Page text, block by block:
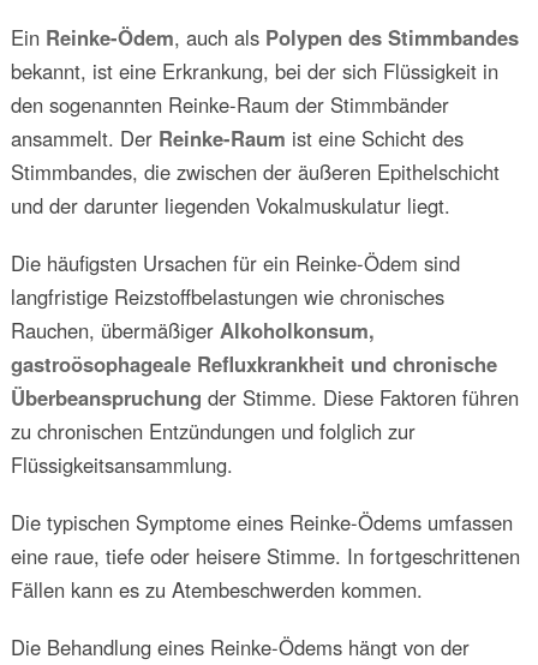
Ein Reinke-Ödem, auch als Polypen des Stimmbandes
bekannt, ist eine Erkrankung, bei der sich Flüssigkeit in
den sogenannten Reinke-Raum der Stimmbänder
ansammelt. Der Reinke-Raum ist eine Schicht des
Stimmbandes, die zwischen der äußeren Epithelschicht
und der darunter liegenden Vokalmuskulatur liegt.
Die häufigsten Ursachen für ein Reinke-Ödem sind
langfristige Reizstoffbelastungen wie chronisches
Rauchen, übermäßiger Alkoholkonsum,
gastroösophageale Refluxkrankheit und chronische
Überbeanspruchung der Stimme. Diese Faktoren führen
zu chronischen Entzündungen und folglich zur
Flüssigkeitsansammlung.
Die typischen Symptome eines Reinke-Ödems umfassen
eine raue, tiefe oder heisere Stimme. In fortgeschrittenen
Fällen kann es zu Atembeschwerden kommen.
Die Behandlung eines Reinke-Ödems hängt von der